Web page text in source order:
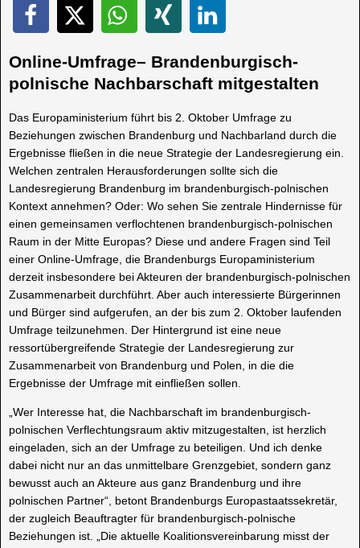
Online-Umfrage– Brandenburgisch-
polnische Nachbarschaft mitgestalten
Das Europaministerium führt bis 2. Oktober Umfrage zu
Beziehungen zwischen Brandenburg und Nachbarland durch die
Ergebnisse fließen in die neue Strategie der Landesregierung ein.
Welchen zentralen Herausforderungen sollte sich die
Landesregierung Brandenburg im brandenburgisch-polnischen
Kontext annehmen? Oder: Wo sehen Sie zentrale Hindernisse für
einen gemeinsamen verflochtenen brandenburgisch-polnischen
Raum in der Mitte Europas? Diese und andere Fragen sind Teil
einer Online-Umfrage, die Brandenburgs Europaministerium
derzeit insbesondere bei Akteuren der brandenburgisch-polnischen
Zusammenarbeit durchführt. Aber auch interessierte Bürgerinnen
und Bürger sind aufgerufen, an der bis zum 2. Oktober laufenden
Umfrage teilzunehmen. Der Hintergrund ist eine neue
ressortübergreifende Strategie der Landesregierung zur
Zusammenarbeit von Brandenburg und Polen, in die die
Ergebnisse der Umfrage mit einfließen sollen.
„Wer Interesse hat, die Nachbarschaft im brandenburgisch-
polnischen Verflechtungsraum aktiv mitzugestalten, ist herzlich
eingeladen, sich an der Umfrage zu beteiligen. Und ich denke
dabei nicht nur an das unmittelbare Grenzgebiet, sondern ganz
bewusst auch an Akteure aus ganz Brandenburg und ihre
polnischen Partner“, betont Brandenburgs Europastaatssekretär,
der zugleich Beauftragter für brandenburgisch-polnische
Beziehungen ist. „Die aktuelle Koalitionsvereinbarung misst der